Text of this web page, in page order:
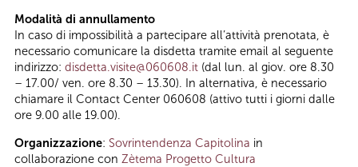
Modalità di annullamento
In caso di impossibilità a partecipare all’attività prenotata, è
necessario comunicare la disdetta tramite email al seguente
indirizzo: disdetta.visite@060608.it (dal lun. al giov. ore 8.30
– 17.00/ ven. ore 8.30 – 13.30). In alternativa, è necessario
chiamare il Contact Center 060608 (attivo tutti i giorni dalle
ore 9.00 alle 19.00).
Organizzazione: Sovrintendenza Capitolina in
collaborazione con Zètema Progetto Cultura